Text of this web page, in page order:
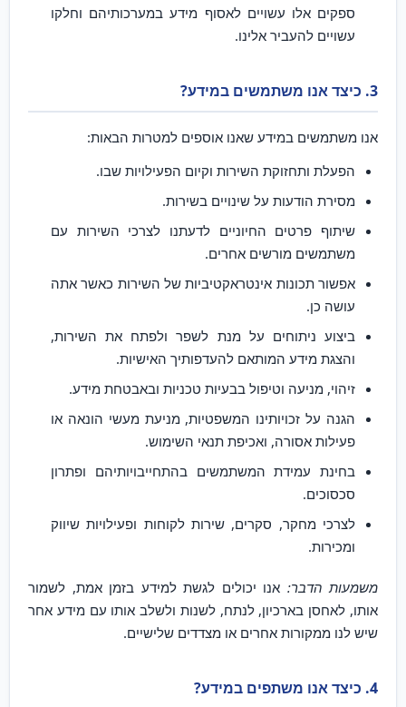
ספקים אלו עשויים לאסוף מידע במערכותיהם וחלקו
עשויים להעביר אלינו.
3. כיצד אנו משתמשים במידע?
אנו משתמשים במידע שאנו אוספים למטרות הבאות:
הפעלת ותחזוקת השירות וקיום הפעילויות שבו.
מסירת הודעות על שינויים בשירות.
שיתוף פרטים החיוניים לדעתנו לצרכי השירות עם
משתמשים מורשים אחרים.
אפשור תכונות אינטראקטיביות של השירות כאשר אתה
עושה כן.
ביצוע ניתוחים על מנת לשפר ולפתח את השירות,
והצגת מידע המותאם להעדפותיך האישיות.
זיהוי, מניעה וטיפול בבעיות טכניות ובאבטחת מידע.
הגנה על זכויותינו המשפטיות, מניעת מעשי הונאה או
פעילות אסורה, ואכיפת תנאי השימוש.
בחינת עמידת המשתמשים בהתחייבויותיהם ופתרון
סכסוכים.
לצרכי מחקר, סקרים, שירות לקוחות ופעילויות שיווק
ומכירות.
משמעות הדבר: אנו יכולים לגשת למידע בזמן אמת, לשמור
אותו, לאחסן בארכיון, לנתח, לשנות ולשלב אותו עם מידע אחר
שיש לנו ממקורות אחרים או מצדדים שלישיים.
4. כיצד אנו משתפים במידע?